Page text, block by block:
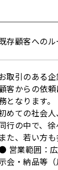
存顧客への
取引のある企
客からの依
となります。
めての社会
行の中で、
また、若い方
営業範囲：
会・納品等（